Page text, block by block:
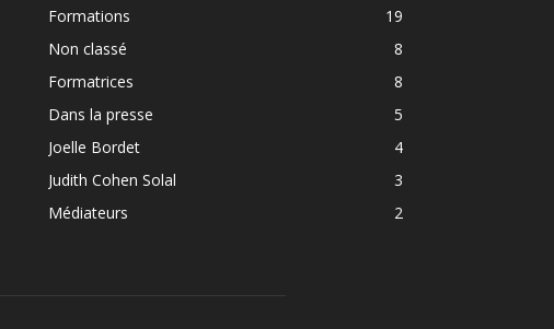
Formations
19
Non classé
8
Formatrices
8
Dans la presse
5
Joelle Bordet
4
Judith Cohen Solal
3
Médiateurs
2